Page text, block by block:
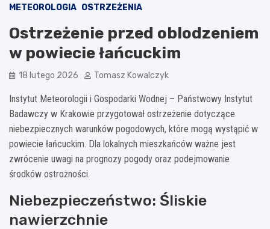
METEOROLOGIA OSTRZEŻENIA
Ostrzeżenie przed oblodzeniem
w powiecie łańcuckim
18 lutego 2026 Tomasz Kowalczyk
Instytut Meteorologii i Gospodarki Wodnej – Państwowy Instytut
Badawczy w Krakowie przygotował ostrzeżenie dotyczące
niebezpiecznych warunków pogodowych, które mogą wystąpić w
powiecie łańcuckim. Dla lokalnych mieszkańców ważne jest
zwrócenie uwagi na prognozy pogody oraz podejmowanie
środków ostrożności.
Niebezpieczeństwo: Śliskie
nawierzchnie